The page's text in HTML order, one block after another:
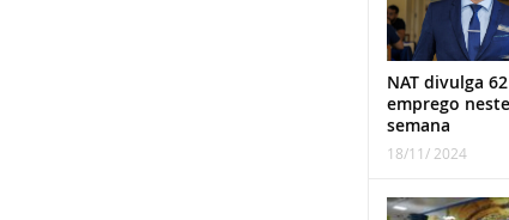
NAT divulga
emprego
semana
18/11/ 2024